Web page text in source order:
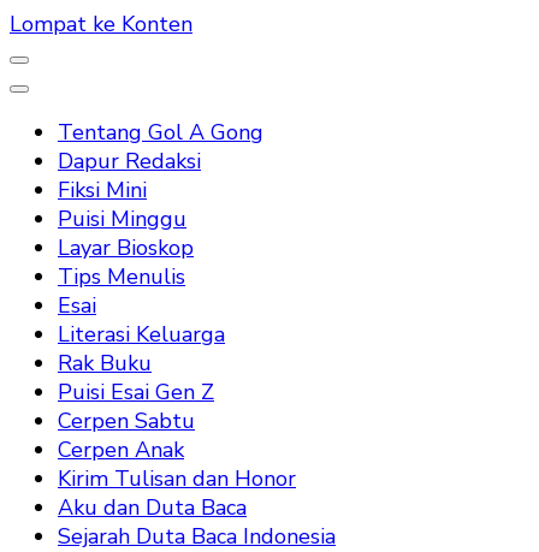
Lompat ke Konten
Tentang Gol A Gong
Dapur Redaksi
Fiksi Mini
Puisi Minggu
Layar Bioskop
Tips Menulis
Esai
Literasi Keluarga
Rak Buku
Puisi Esai Gen Z
Cerpen Sabtu
Cerpen Anak
Kirim Tulisan dan Honor
Aku dan Duta Baca
Sejarah Duta Baca Indonesia